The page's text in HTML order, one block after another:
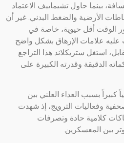
بينما حاول تشيماييف الاعتماد
الأرضية والضغط البدني. غير أن
الوقت أقل حيوية، خاصة في
عليه علامات الإرهاق بشكل واضح
استغل ستريكلاند هذا التراجع
الدقيقة وقدرته الكبيرة على
كبيراً بسبب العداء العلني بين
وفعاليات الترويج، إذ شهدت
كلامية حادة وتصرفات
بين المعسكرين.